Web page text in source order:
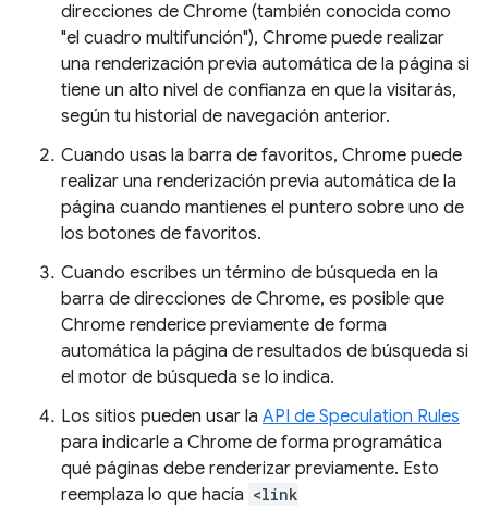
direcciones de Chrome (también conocida como
"el cuadro multifunción"), Chrome puede realizar
una renderización previa automática de la página si
tiene un alto nivel de confianza en que la visitarás,
según tu historial de navegación anterior.
Cuando usas la barra de favoritos, Chrome puede
realizar una renderización previa automática de la
página cuando mantienes el puntero sobre uno de
los botones de favoritos.
Cuando escribes un término de búsqueda en la
barra de direcciones de Chrome, es posible que
Chrome renderice previamente de forma
automática la página de resultados de búsqueda si
el motor de búsqueda se lo indica.
Los sitios pueden usar la API de Speculation Rules
para indicarle a Chrome de forma programática
qué páginas debe renderizar previamente. Esto
reemplaza lo que hacía <link